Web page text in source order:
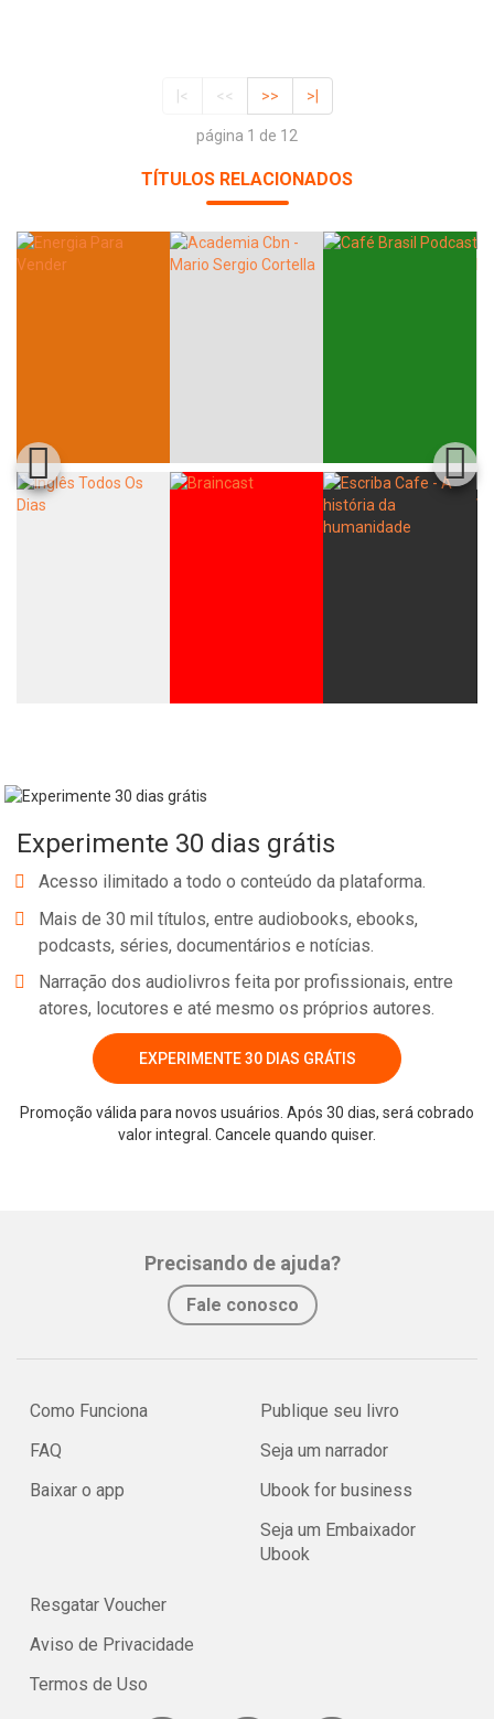
|< << >> >|
página 1 de 12
TÍTULOS RELACIONADOS
Experimente 30 dias grátis
Acesso ilimitado a todo o conteúdo da plataforma.
Mais de 30 mil títulos, entre audiobooks, ebooks,
podcasts, séries, documentários e notícias.
Narração dos audiolivros feita por profissionais, entre
atores, locutores e até mesmo os próprios autores.
EXPERIMENTE 30 DIAS GRÁTIS
Promoção válida para novos usuários. Após 30 dias, será cobrado
valor integral. Cancele quando quiser.
Precisando de ajuda?
Fale conosco
Como Funciona
FAQ
Baixar o app
Publique seu livro
Seja um narrador
Ubook for business
Seja um Embaixador
Ubook
Resgatar Voucher
Aviso de Privacidade
Termos de Uso